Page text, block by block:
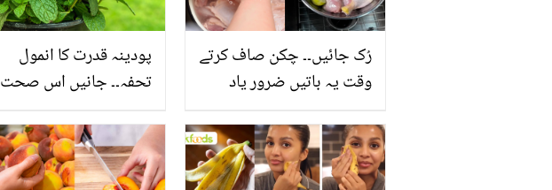
پودینہ قدرت کا انمول
تحفہ۔۔ جانیں اس صحت
انگیز طبی فوائد
رُک جائیں۔۔ چکن صاف کرتے
وقت یہ باتیں ضرور یاد